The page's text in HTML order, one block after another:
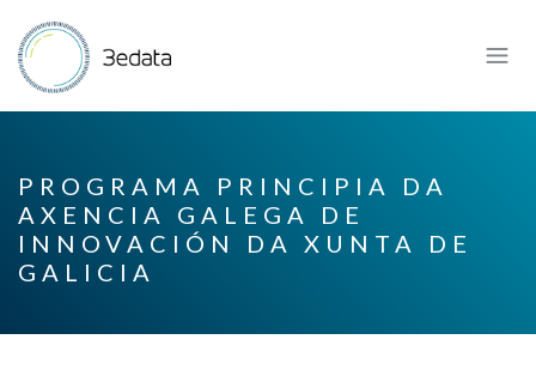
PROGRAMA PRINCIPIA DA
AXENCIA GALEGA DE
INNOVACIÓN DA XUNTA DE
GALICIA